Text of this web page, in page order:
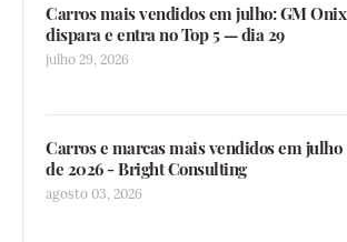
Carros mais vendidos em julho: GM Onix
dispara e entra no Top 5 — dia 29
julho 29, 2026
Carros e marcas mais vendidos em julho
de 2026 - Bright Consulting
agosto 03, 2026